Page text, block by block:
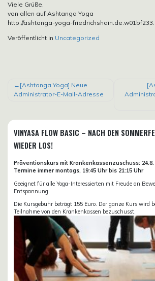
Viele Grüße,
von allen auf Ashtanga Yoga
http://ashtanga-yoga-
Veröffentlicht in Uncategorized
BEITRAGSNAVIGATION
[Ashtanga Yoga] Neue
Administrator-E-Mail-Adresse
VINYASA FLOW BASIC – NACH DEN
WIEDER LOS!
Präventionskurs mit Krankenkassenzuschuss:
Termine immer montags, 19:45 Uhr bis 21:15 Uhr
Geeignet für alle Yoga-Interessierten mit Freude an
Entspannung.
Die Kursgebühr beträgt 155 Euro. Der ganze Kurs wird
Teilnahme von den Krankenkassen bezuschusst.